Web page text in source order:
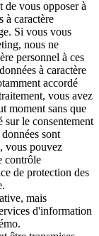
de vous opposer à
à caractère
Si vous vous
nous ne
personnel à ces
à caractère
accordé
vous avez
moment sans que
sur le consentement
sont
vous pouvez
contrôle
de protection des
mais
d'information